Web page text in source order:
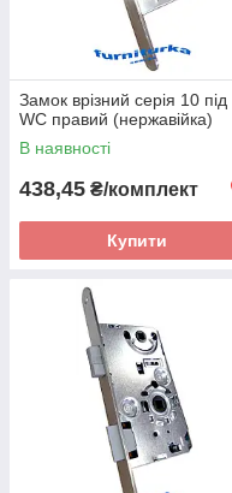
Замок врізний серія 10 під
WC правий (нержавійка)
В наявності
438,45 ₴/комплект
Купити